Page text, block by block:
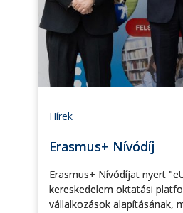
Hírek
Erasmus+ Nívódíj
Erasmus+ Nívódíjat nyert
kereskedelem oktatási
vállalkozások alapításának,